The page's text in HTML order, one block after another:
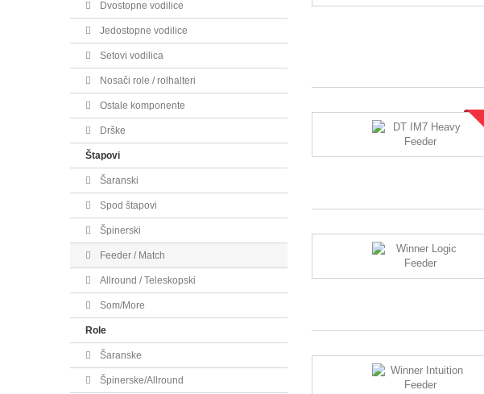
Dvostopne vodilice
Jedostopne vodilice
Setovi vodilica
Nosači role / rolhalteri
Ostale komponente
Drške
Štapovi
Šaranski
Spod štapovi
Špinerski
Feeder / Match
Allround / Teleskopski
Som/More
Role
Šaranske
Špinerske/Allround